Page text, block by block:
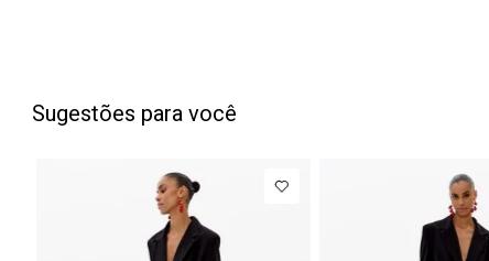
Sugestões para você